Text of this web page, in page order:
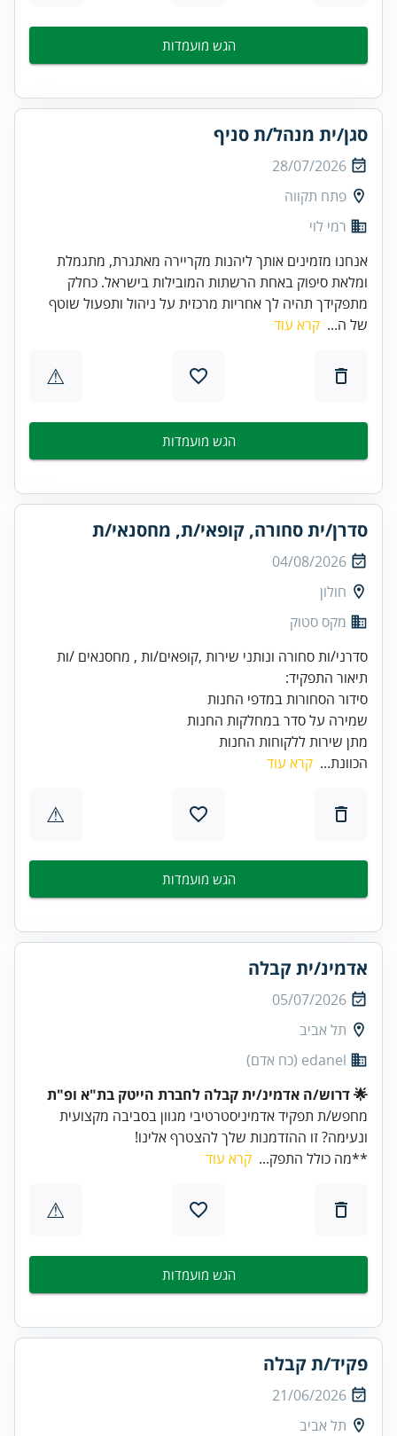
הגש מועמדות
סגן/ית מנהל/ת סניף
28/07/2026
פתח תקווה
רמי לוי
אנחנו מזמינים אותך ליהנות מקריירה מאתגרת, מתגמלת
ומלאת סיפוק באחת הרשתות המובילות בישראל. כחלק
מתפקידך תהיה לך אחריות מרכזית על ניהול ותפעול שוטף
של ה... קרא עוד
⚠
הגש מועמדות
סדרן/ית סחורה, קופאי/ת, מחסנאי/ת
04/08/2026
חולון
מקס סטוק
מתן שירות ללקוחות החנות
הכוונת... קרא עוד
⚠
הגש מועמדות
אדמינ/ית קבלה
05/07/2026
תל אביב
edanel (כח אדם)
🌟 דרוש/ה אדמינ/ית קבלה לחברת הייטק בת"א ופ"ת
מחפש/ת תפקיד אדמיניסטרטיבי מגוון בסביבה מקצועית
ונעימה? זו ההזדמנות שלך להצטרף אלינו!
**מה כולל התפק... קרא עוד
⚠
הגש מועמדות
פקיד/ת קבלה
21/06/2026
תל אביב